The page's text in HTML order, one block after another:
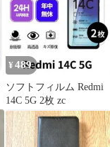
¥ 489
ソフトフィルム Redmi
14C 5G 2枚 zc